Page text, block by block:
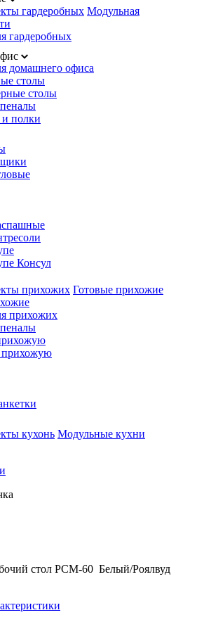
гардеробных Модульная
гардеробных
домашнего офиса
столы
столы
полки
Консул
прихожих Готовые прихожие
прихожих
кухонь Модульные кухни
стол РСМ-60 Белый/Роялвуд